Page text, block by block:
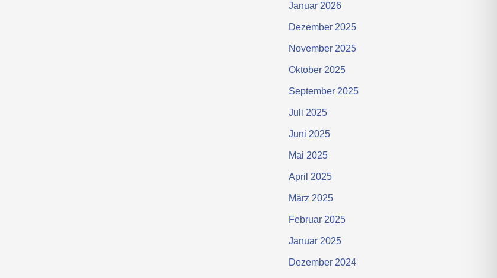
Januar 2026
Dezember 2025
November 2025
Oktober 2025
September 2025
Juli 2025
Juni 2025
Mai 2025
April 2025
März 2025
Februar 2025
Januar 2025
Dezember 2024